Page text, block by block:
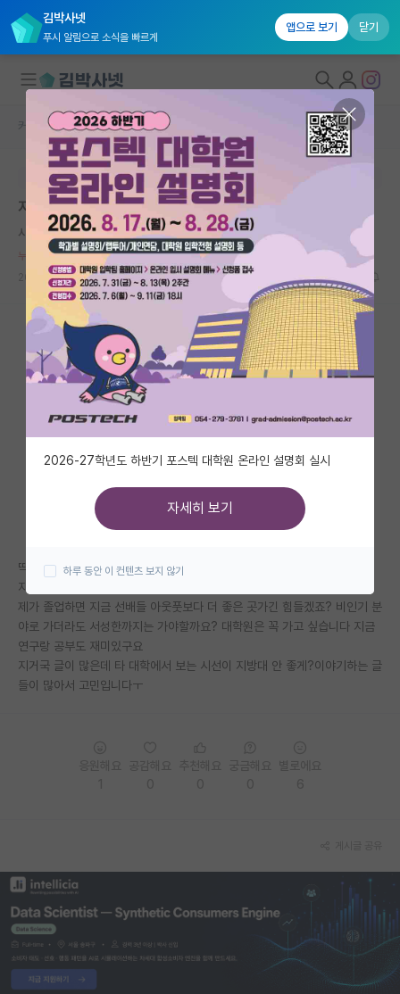
김박사넷
푸시 알림으로 소식을 빠르게
앱으로 보기 닫기
대학원생 모집
국내대학원 정보
연구실&오픈랩
커뮤니티
커뮤니티 홈
전체글보기
베스트 게시판
IF 명예의전당
자유 게시판(아무개랩)
미국 유학 게시판
미국 대학원 합격 후기 게시판
대학원 합격 후기 게시판
연구실(PI) 홍보 게시판
석박사 채용 정보 게시판
임용 정보 게시판
특수/전문대학원 게시판
반도체/AI 게시판
장학금/장학생 게시판
커뮤니티 홈 자유 게시판(아무개랩)
본문이 수정되지 않는 박제글입니다.
지거국 마지노선 학번이 16학번까지라는데요
사려깊은 플라톤
누적 신고가 20개 이상인 사용자입니다.
2026.06.01
6 2063
딱 10년전까지 기준으로 지거국 위상이 계속 내려가고 있다는데 저는 현재
지거국에 학부 연구생 중이고 자대 석박까지 생각하고 있습니다
제가 졸업하면 지금 선배들 아웃풋보다 더 좋은 곳가긴 힘들겠죠? 비인기 분
야로 가더라도 서성한까지는 가야할까요? 대학원은 꼭 가고 싶습니다 지금
연구랑 공부도 재미있구요
지거국 글이 많은데 타 대학에서 보는 시선이 지방대 안 좋게?이야기하는 글
들이 많아서 고민입니다ㅜ
2026-27학년도 하반기 포스텍 대학원 온라인 설명회 실시
자세히 보기
하루 동안 이 컨텐츠 보지 않기